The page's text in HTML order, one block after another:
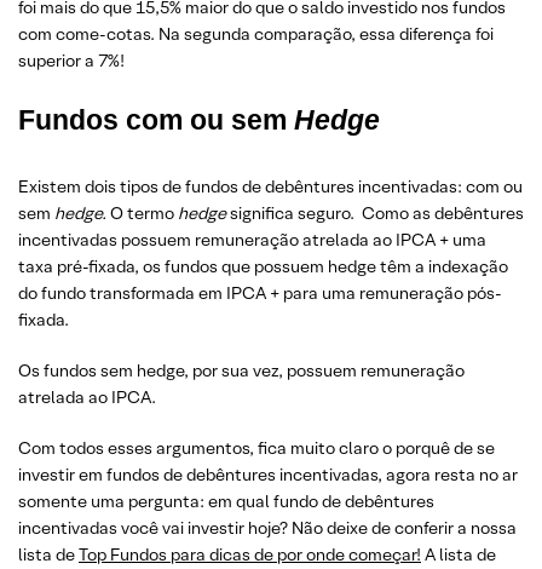
foi mais do que 15,5% maior do que o saldo investido nos fundos
com come-cotas. Na segunda comparação, essa diferença foi
superior a 7%!
Fundos com ou sem Hedge
Existem dois tipos de fundos de debêntures incentivadas: com ou
sem hedge. O termo hedgesignifica seguro. Como as debêntures
incentivadas possuem remuneração atrelada ao IPCA + uma
taxa pré-fixada, os fundos que possuem hedge têm a indexação
do fundo transformada em IPCA + para uma remuneração pós-
fixada.
Os fundos sem hedge, por sua vez, possuem remuneração
atrelada ao IPCA.
Com todos esses argumentos, fica muito claro o porquê de se
investir em fundos de debêntures incentivadas, agora resta no ar
somente uma pergunta: em qual fundo de debêntures
incentivadas você vai investir hoje? Não deixe de conferir a nossa
lista deTop Fundos para dicas de por onde começar! A lista de